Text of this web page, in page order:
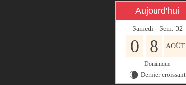
Aujourd'hui
Samedi - Sem. 32
0 8 AOÛT
Dominique
W Dernier croissant